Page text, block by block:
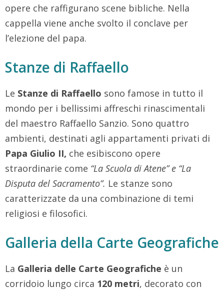
opere che raffigurano scene bibliche. Nella
cappella viene anche svolto il conclave per
l’elezione del papa.
Stanze di Raffaello
Le Stanze di Raffaello sono famose in tutto il
mondo per i bellissimi affreschi rinascimentali
del maestro Raffaello Sanzio. Sono quattro
ambienti, destinati agli appartamenti privati di
Papa Giulio II, che esibiscono opere
straordinarie come “La Scuola di Atene” e “La
Disputa del Sacramento”. Le stanze sono
caratterizzate da una combinazione di temi
religiosi e filosofici.
Galleria della Carte Geografiche
La Galleria delle Carte Geografiche è un
corridoio lungo circa 120 metri, decorato con